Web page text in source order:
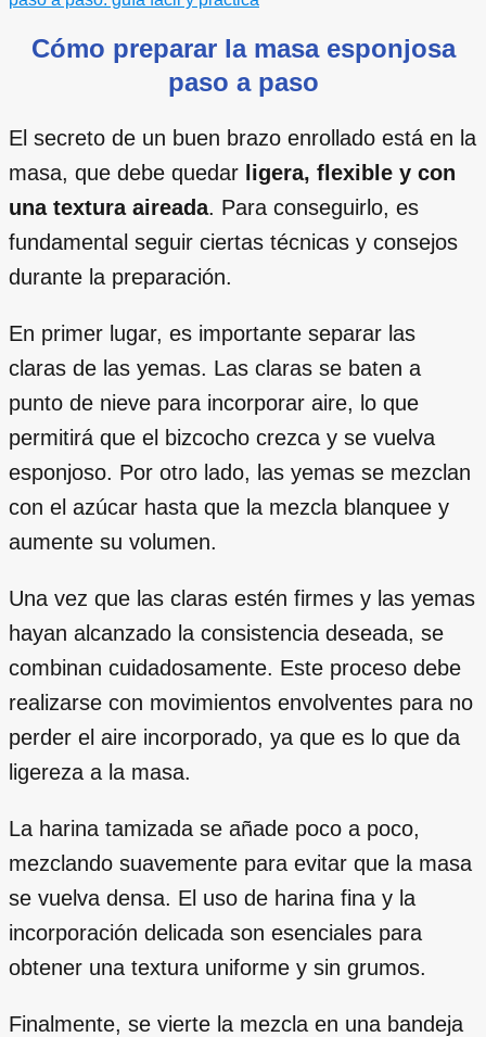
Cómo preparar la masa esponjosa
paso a paso
El secreto de un buen brazo enrollado está en la
masa, que debe quedar ligera, flexible y con
una textura aireada. Para conseguirlo, es
fundamental seguir ciertas técnicas y consejos
durante la preparación.
En primer lugar, es importante separar las
claras de las yemas. Las claras se baten a
punto de nieve para incorporar aire, lo que
permitirá que el bizcocho crezca y se vuelva
esponjoso. Por otro lado, las yemas se mezclan
con el azúcar hasta que la mezcla blanquee y
aumente su volumen.
Una vez que las claras estén firmes y las yemas
hayan alcanzado la consistencia deseada, se
combinan cuidadosamente. Este proceso debe
realizarse con movimientos envolventes para no
perder el aire incorporado, ya que es lo que da
ligereza a la masa.
La harina tamizada se añade poco a poco,
mezclando suavemente para evitar que la masa
se vuelva densa. El uso de harina fina y la
incorporación delicada son esenciales para
obtener una textura uniforme y sin grumos.
Finalmente, se vierte la mezcla en una bandeja